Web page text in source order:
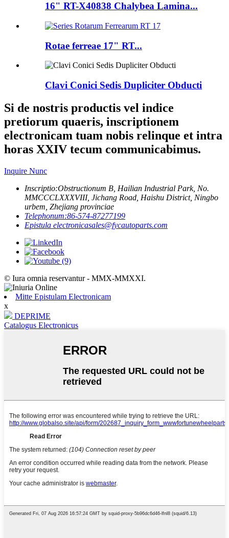
16" RT-X40838 Chalybea Lamina...
Rotae ferreae 17" RT...
Clavi Conici Sedis Dupliciter Obducti
Si de nostris productis vel indice
pretiorum quaeris, inscriptionem
electronicam tuam nobis relinque et intra
horas XXIV tecum communicabimus.
Inquire Nunc
Inscriptio:Obstructionum B, Hailian Industrial Park, No.
MMCCCLXXXVIII, Jichang Road, Haishu District, Ningbo
urbem, Zhejiang provinciae
Telephonum:86-574-87277199
Epistula electronicasales@fycautoparts.com
© Iura omnia reservantur - MMX-MMXXI.
Mitte Epistulam Electronicam
x
DEPRIME
Catalogus Electronicus